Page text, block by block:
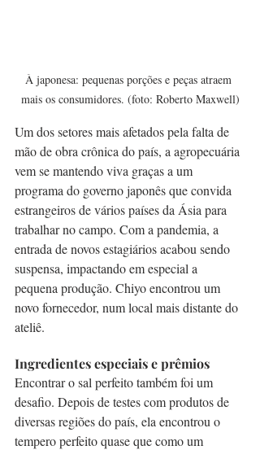
À japonesa: pequenas porções e peças atraem
mais os consumidores. (foto: Roberto Maxwell)
Um dos setores mais afetados pela falta de
mão de obra crônica do país, a agropecuária
vem se mantendo viva graças a um
programa do governo japonês que convida
estrangeiros de vários países da Ásia para
trabalhar no campo. Com a pandemia, a
entrada de novos estagiários acabou sendo
suspensa, impactando em especial a
pequena produção. Chiyo encontrou um
novo fornecedor, num local mais distante do
ateliê.
Ingredientes especiais e prêmios
Encontrar o sal perfeito também foi um
desafio. Depois de testes com produtos de
diversas regiões do país, ela encontrou o
tempero perfeito quase que como um